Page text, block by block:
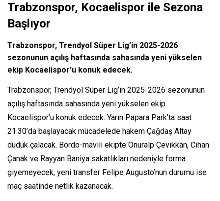
Trabzonspor, Kocaelispor ile Sezona
Başlıyor
Trabzonspor, Trendyol Süper Lig’in 2025-2026
sezonunun açılış haftasında sahasında yeni yükselen
ekip Kocaelispor’u konuk edecek.
Trabzonspor, Trendyol Süper Lig’in 2025-2026 sezonunun
açılış haftasında sahasında yeni yükselen ekip
Kocaelispor’u konuk edecek. Yarın Papara Park’ta saat
21.30’da başlayacak mücadelede hakem Çağdaş Altay
düdük çalacak. Bordo-mavili ekipte Onuralp Çevikkan, Cihan
Çanak ve Rayyan Baniya sakatlıkları nedeniyle forma
giyemeyecek, yeni transfer Felipe Augusto’nun durumu ise
maç saatinde netlik kazanacak.